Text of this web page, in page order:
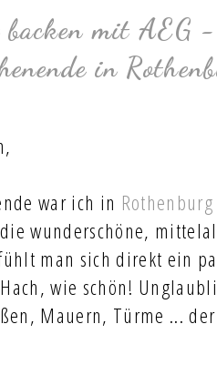
mit AEG
in
war ich in
wunderschöne,
man sich direkt ein
wie schön!
Mauern, Türme ...